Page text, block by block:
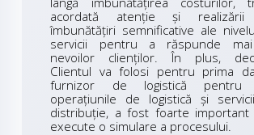
acordată atenție și realizării
îmbunătățiri semnificative ale
servicii pentru a răspunde
nevoilor clienților. În plus,
Clientul va folosi pentru prima
furnizor de logistică pentru
operațiunile de logistică și
distribuție, a fost foarte important
execute o simulare a procesului.